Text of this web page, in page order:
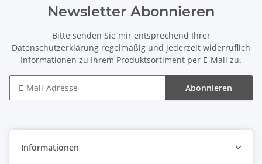
Newsletter Abonnieren
Bitte senden Sie mir entsprechend Ihrer
Datenschutzerklärung regelmäßig und jederzeit widerruflich
Informationen zu Ihrem Produktsortiment per E-Mail zu.
Abonnieren
Informationen